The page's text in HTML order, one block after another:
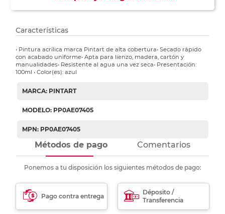
Características
• Pintura acrílica marca Pintart de alta cobertura• Secado rápido
con acabado uniforme• Apta para lienzo, madera, cartón y
manualidades• Resistente al agua una vez seca• Presentación:
100ml • Color(es): azul
MARCA: PINTART
MODELO: PP0AE07405
MPN: PP0AE07405
Métodos de pago Comentarios
Ponemos a tu disposición los siguientes métodos de pago:
Pago contra entrega
Déposito /
Transferencia